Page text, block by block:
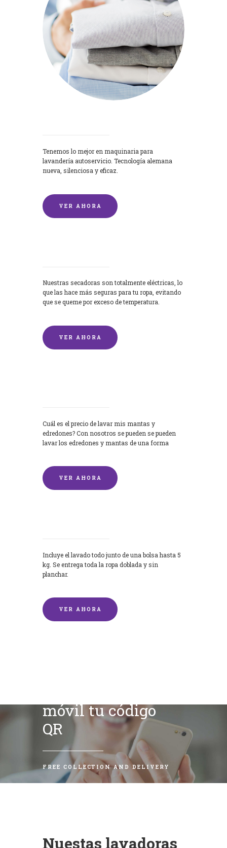
Tenemos lo mejor en maquinaria para
lavandería autoservicio. Tecnología alemana
nueva, silenciosa y eficaz.
VER AHORA
Nuestras secadoras son totalmente eléctricas, lo
que las hace más seguras para tu ropa, evitando
que se queme por exceso de temperatura.
VER AHORA
Cuál es el precio de lavar mis mantas y
edredones? Con nosotros se pueden se pueden
lavar los edredones y mantas de una forma
VER AHORA
Incluye el lavado todo junto de una bolsa hasta 5
kg. Se entrega toda la ropa doblada y sin
planchar.
VER AHORA
móvil tu código
QR
FREE COLLECTION AND DELIVERY
Nuestas lavadoras